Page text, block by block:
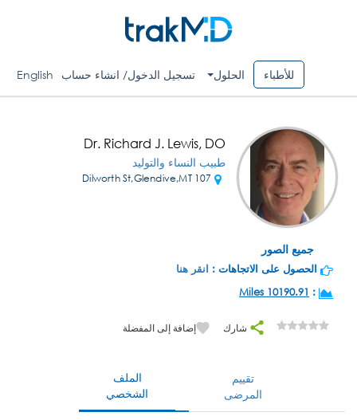
للأطباء الحلول تسجيل الدخول/ انشاء حساب English
جميع الصور
Dr. Richard J. Lewis, DO
طبيب النساء والتوليد
الحصول على الاتجاهات : انقر هنا
:
10190.91 Miles
شارك إضافة إلى المفضلة
الملف
الشخصي
تقييم
المرضى